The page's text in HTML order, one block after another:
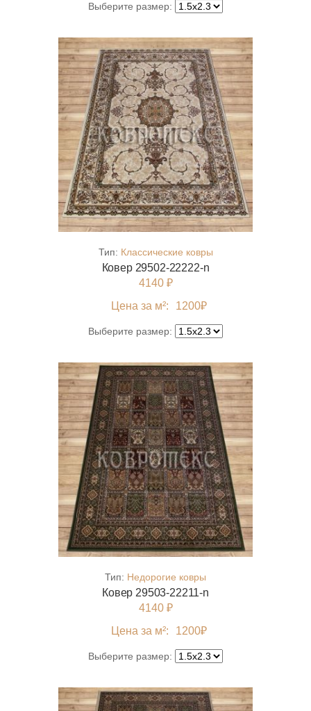
Выберите размер:
Тип: Классические ковры
Ковер 29502-22222-n
4140 ₽
Цена за м²:
1200₽
Выберите размер:
Тип: Недорогие ковры
Ковер 29503-22211-n
4140 ₽
Цена за м²:
1200₽
Выберите размер: